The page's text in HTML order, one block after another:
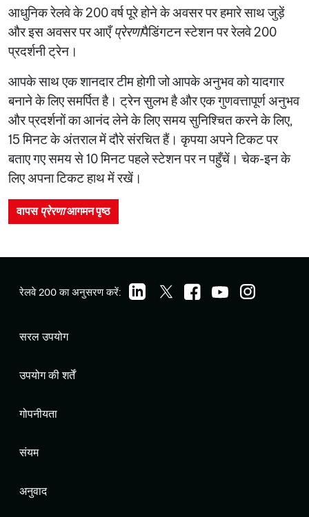
आधुनिक रेलवे के 200 वर्ष पूरे होने के अवसर पर हमारे साथ जुड़ें
और इस अवसर पर आएँप्रेरणापैडिंगटन स्टेशन पर रेलवे 200
प्रदर्शनी ट्रेन।
आपके साथ एक शानदार टीम होगी जो आपके अनुभव को यादगार
बनाने के लिए समर्पित है। ट्रेन सुलभ है और एक गुणवत्तापूर्ण अनुभव
और प्रदर्शनों का आनंद लेने के लिए समय सुनिश्चित करने के लिए,
15 मिनट के अंतराल में दौरे संरचित हैं। कृपया अपने टिकट पर
बताए गए समय से 10 मिनट पहले स्टेशन पर न पहुँचें। चेक-इन के
लिए अपना टिकट हाथ में रखें।
वापस प्रेरणाआगमन पृष्ठ
रेलवे 200 का अनुसरण करें:
सरल उपयोग
उपयोग की शर्तें
गोपनीयता
संयम
अनुवाद